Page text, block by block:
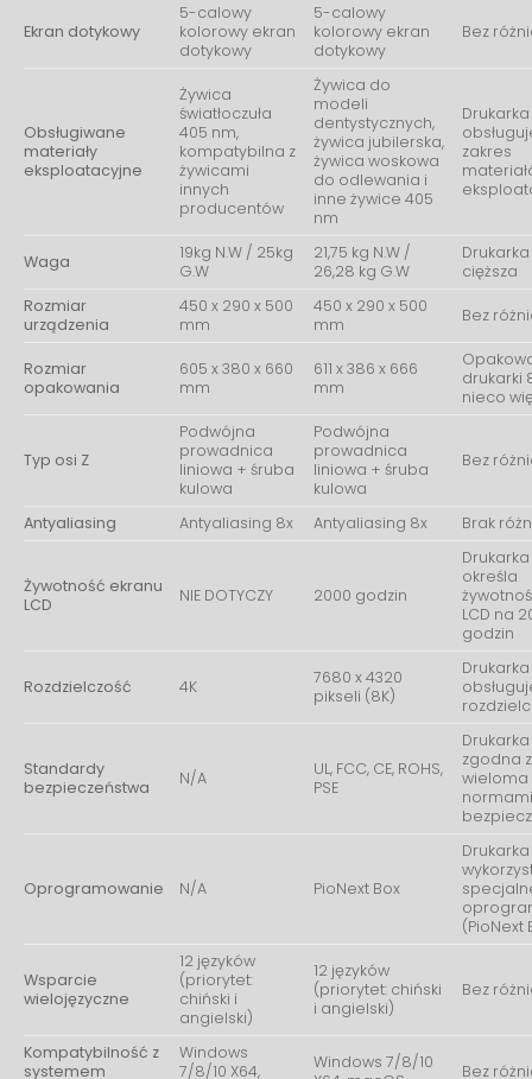
Ekran dotykowy
5-calowy
kolorowy ekran
dotykowy
5-calowy
kolorowy ekran
dotykowy
Bez
Obsługiwane
materiały
eksploatacyjne
Żywica
światłoczuła
405 nm,
kompatybilna z
żywicami
innych
producentów
Żywica do
modeli
dentystycznych,
żywica jubilerska,
żywica woskowa
do odlewania i
inne żywice 405
nm
Drukarka
zakres
Waga
19kg N.W / 25kg
G.W
21,75 kg N.W /
26,28 kg G.W
cięższa
Rozmiar
urządzenia
450 x 290 x 500
mm
450 x 290 x 500
mm
Bez
Rozmiar
opakowania
605 x 380 x 660
mm
611 x 386 x 666
mm
drukarki
nieco
Typ osi Z
Podwójna
prowadnica
liniowa + śruba
kulowa
Podwójna
prowadnica
liniowa + śruba
kulowa
Bez
Antyaliasing Antyaliasing 8x Antyaliasing 8x Brak
Żywotność ekranu
LCD
NIE DOTYCZY 2000 godzin
Drukarka
określa
LCD na
godzin
Rozdzielczość 4K
7680 x 4320
pikseli (8K)
Drukarka
Standardy
bezpieczeństwa
N/A
UL, FCC, CE, ROHS,
PSE
zgodna z
wieloma
Oprogramowanie N/A PioNext Box
Drukarka
(PioNext
Wsparcie
wielojęzyczne
12 języków
(priorytet:
chiński i
angielski)
12 języków
(priorytet: chiński
i angielski)
Bez
Kompatybilność z
systemem
Windows
7/8/10 X64,
Windows 7/8/10
Bez